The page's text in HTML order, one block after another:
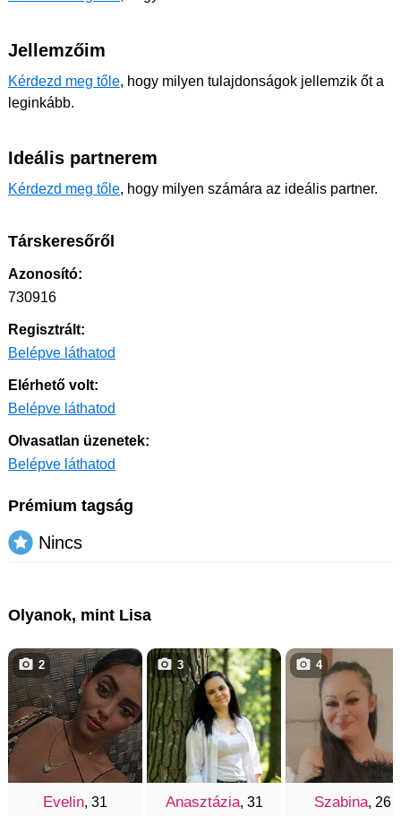
Jellemzőim
Kérdezd meg tőle, hogy milyen tulajdonságok jellemzik őt a
leginkább.
Ideális partnerem
Kérdezd meg tőle, hogy milyen számára az ideális partner.
Társkeresőről
Azonosító:
730916
Regisztrált:
Belépve láthatod
Elérhető volt:
Belépve láthatod
Olvasatlan üzenetek:
Belépve láthatod
Prémium tagság
Nincs
Olyanok, mint Lisa
Evelin, 31
2
Anasztázia, 31
3
Szabina, 26
4